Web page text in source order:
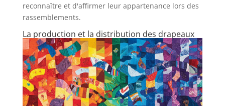
reconnaître et d'affirmer leur appartenance lors des
rassemblements.
La production et la distribution des drapeaux